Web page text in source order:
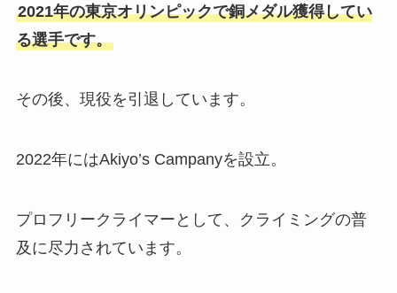
2021年の東京オリンピックで銅メダル獲得してい
る選手です。
その後、現役を引退しています。
2022年にはAkiyo’s Campanyを設立。
プロフリークライマーとして、クライミングの普
及に尽力されています。